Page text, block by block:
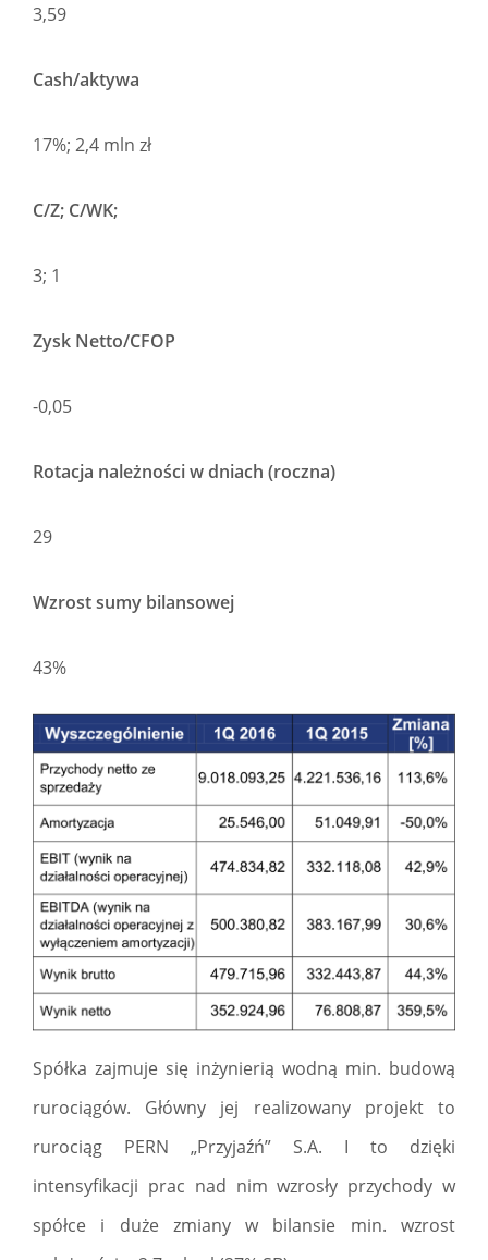
3,59
Cash/aktywa
17%; 2,4 mln zł
C/Z; C/WK;
3; 1
Zysk Netto/CFOP
-0,05
Rotacja należności w dniach (roczna)
29
Wzrost sumy bilansowej
43%
Spółka zajmuje się inżynierią wodną min. budową
rurociągów. Główny jej realizowany projekt to
rurociąg PERN „Przyjaźń” S.A. I to dzięki
intensyfikacji prac nad nim wzrosły przychody w
spółce i duże zmiany w bilansie min. wzrost